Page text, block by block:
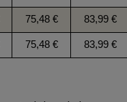
75,48 € 83,99 €
75,48 € 83,99 €